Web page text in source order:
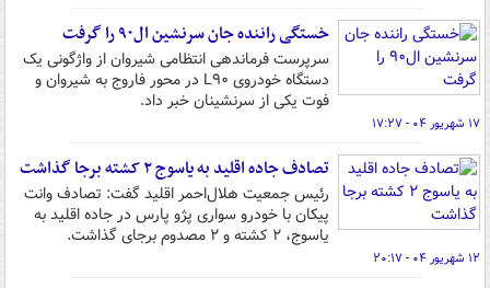
خستگی راننده جان سرنشین ال‌۹۰ را گرفت
سرپرست فرماندهی انتظامی شیروان از واژگونی یک
دستگاه خودروی L۹۰ در محور فاروج به شیروان و
فوت یکی از سرنشینان خبر داد.
۱۷ شهریور ۰۴ - ۱۷:۲۷
تصادف جاده اقلید به یاسوج ۲ کشته برجا گذاشت
رئیس جمعیت هلال‌احمر اقلید گفت: تصادف وانت
پیکان با خودرو سواری پژو پارس در جاده اقلید به
یاسوج، ۲ کشته و ۲ مصدوم برجای گذاشت.
۱۲ شهریور ۰۴ - ۲۰:۱۷